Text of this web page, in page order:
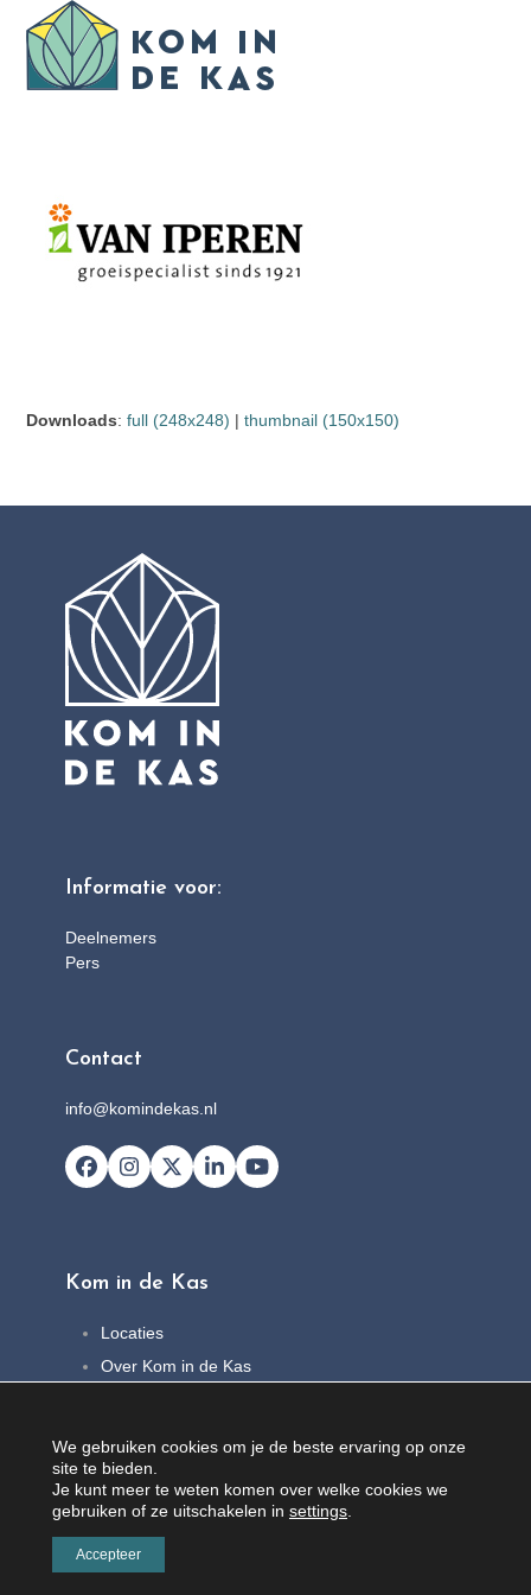
content
Open
mobile
menu
Close
mobile
menu
Downloads:full (248x248) |thumbnail (150x150)
Informatie voor:
Deelnemers
Pers
Contact
info@komindekas.nl
Facebook
Instagram
X LinkedInYouTube
Kom in de Kas
Locaties
Over Kom in de Kas
Contact
We gebruiken cookies om je de beste ervaring op onze
site te bieden.
Je kunt meer te weten komen over welke cookies we
gebruiken of ze uitschakelen in settings
Accepteer